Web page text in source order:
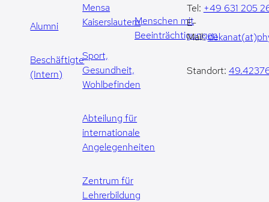
Alumni
Beschäftigte
(Intern)
Mensa
Kaiserslautern
Sport,
Gesundheit,
Wohlbefinden
Abteilung für
internationale
Angelegenheiten
Zentrum für
Lehrerbildung
Menschen mit
Beeinträchtigungen
Tel: +49 631 205
E-
Mail:
Standort: